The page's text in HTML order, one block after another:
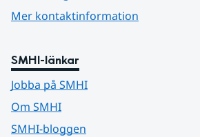
Mer kontaktinformation
SMHI-länkar
Jobba på SMHI
Om SMHI
SMHI-bloggen